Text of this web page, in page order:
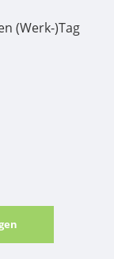
(Werk-)Tag